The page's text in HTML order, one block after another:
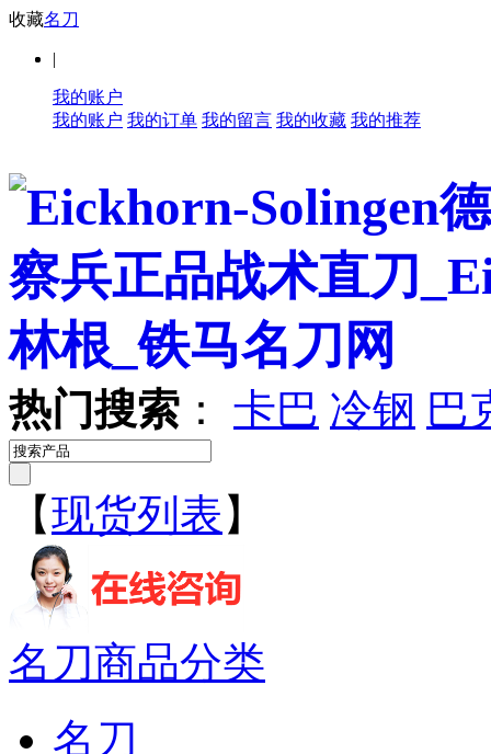
收藏名刀
|
我的账户
我的账户 我的订单 我的留言 我的收藏 我的推荐
热门搜索 ： 卡巴 冷钢 巴
【现货列表 】
名刀商品分类
名刀